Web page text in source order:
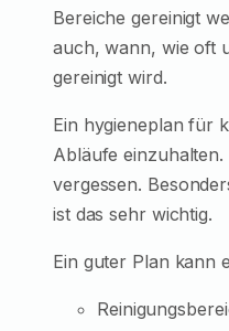
Bereiche gereinigt
auch, wann, wie oft
gereinigt wird.
Ein hygieneplan für
Abläufe
vergessen.
ist das sehr wichtig.
Ein guter Plan kann